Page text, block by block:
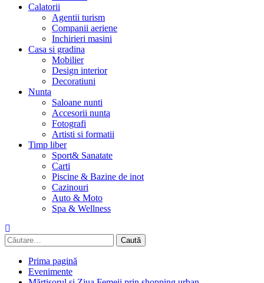
Calatorii
Agentii turism
Companii aeriene
Inchirieri masini
Casa si gradina
Mobilier
Design interior
Decoratiuni
Nunta
Saloane nunti
Accesorii nunta
Fotografi
Artisti si formatii
Timp liber
Sport& Sanatate
Carti
Piscine & Bazine de inot
Cazinouri
Auto & Moto
Spa & Wellness
Caută
după:
Prima pagină
Evenimente